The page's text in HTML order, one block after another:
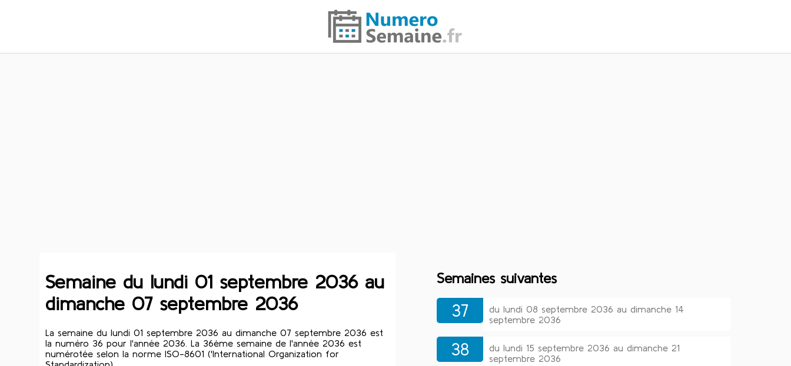
Semaine du lundi 01 septembre 2036 au
dimanche 07 septembre 2036
La semaine du lundi 01 septembre 2036 au dimanche 07 septembre 2036 est
la numéro 36 pour l'année 2036. La 36ème semaine de l'année 2036 est
numérotée selon la norme ISO-8601 ('International Organization for
Semaines suivantes
37
du lundi 08 septembre 2036 au dimanche 14
septembre 2036
38
du lundi 15 septembre 2036 au dimanche 21
septembre 2036